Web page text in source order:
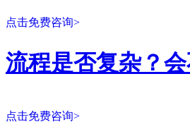
点击免费咨询>
流程是否复杂？
点击免费咨询>